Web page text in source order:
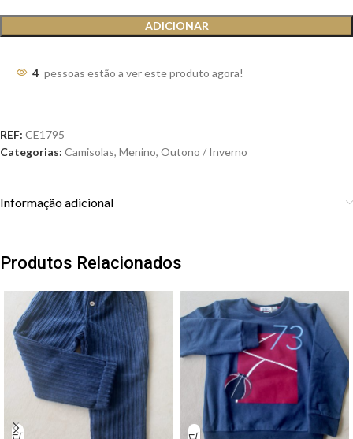
ADICIONAR
4 pessoas estão a ver este produto agora!
REF: CE1795
Categorias: Camisolas, Menino, Outono / Inverno
Informação adicional
Produtos Relacionados